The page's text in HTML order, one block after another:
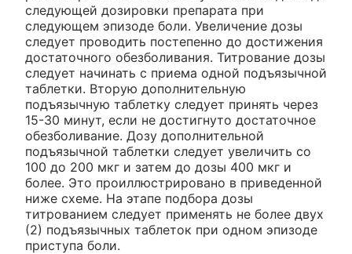
следующей дозировки препарата при
следующем эпизоде боли. Увеличение дозы
следует проводить постепенно до достижения
достаточного обезболивания. Титрование дозы
следует начинать с приема одной подъязычной
таблетки. Вторую дополнительную
подъязычную таблетку следует принять через
15-30 минут, если не достигнуто достаточное
обезболивание. Дозу дополнительной
подъязычной таблетки следует увеличить со
100 до 200 мкг и затем до дозы 400 мкг и
более. Это проиллюстрировано в приведенной
ниже схеме. На этапе подбора дозы
титрованием следует применять не более двух
(2) подъязычных таблеток при одном эпизоде
приступа боли.